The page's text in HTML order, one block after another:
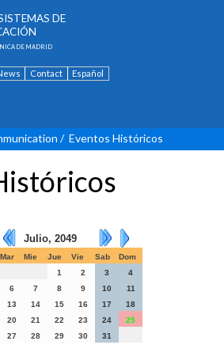
DE
DE MADRID
Contact Español
/ Eventos Históricos
Julio, 2049
Mar Mie Jue Vie Sab
Dom
1
2 3
4
6 7 8 9 10
11
13 14 15 16 17
18
20 21 22 23 24
25
27 28 29 30 31